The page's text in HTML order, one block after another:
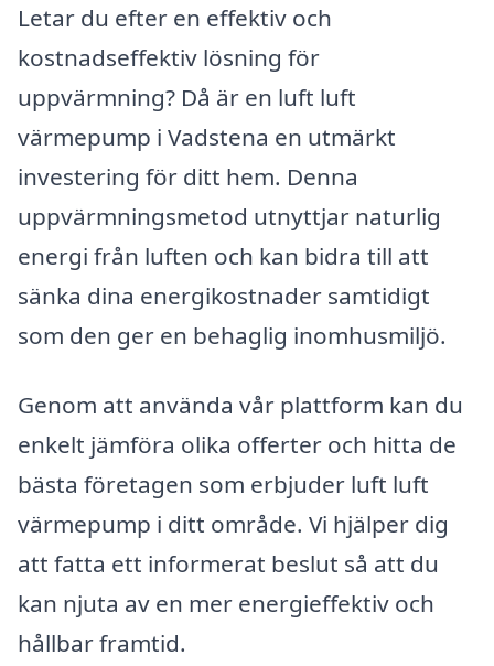
Letar du efter en effektiv och
kostnadseffektiv lösning för
uppvärmning? Då är en luft luft
värmepump i Vadstena en utmärkt
investering för ditt hem. Denna
uppvärmningsmetod utnyttjar naturlig
energi från luften och kan bidra till att
sänka dina energikostnader samtidigt
som den ger en behaglig inomhusmiljö.
Genom att använda vår plattform kan du
enkelt jämföra olika offerter och hitta de
bästa företagen som erbjuder luft luft
värmepump i ditt område. Vi hjälper dig
att fatta ett informerat beslut så att du
kan njuta av en mer energieffektiv och
hållbar framtid.